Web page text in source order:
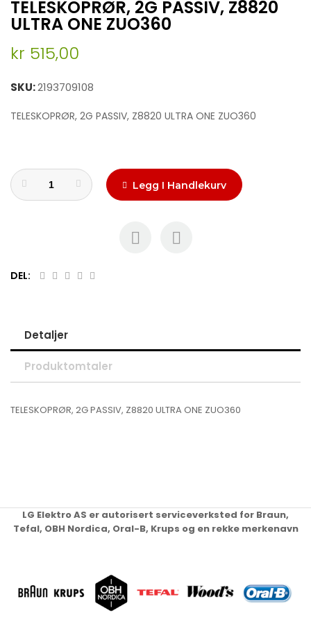
to
the
beginning
of
the
gallery
TELESKOPRØR, 2G PASSIV, Z8820
ULTRA ONE ZUO360
kr 515,00
SKU 2193709108
TELESKOPRØR, 2G PASSIV, Z8820 ULTRA ONE ZUO360
Legg I Handlekurv
DEL:
Detaljer
Produktomtaler
TELESKOPRØR, 2G PASSIV, Z8820 ULTRA ONE ZUO360
LG Elektro AS er autorisert serviceverksted for Braun,
Tefal, OBH Nordica, Oral-B, Krups og en rekke merkenavn